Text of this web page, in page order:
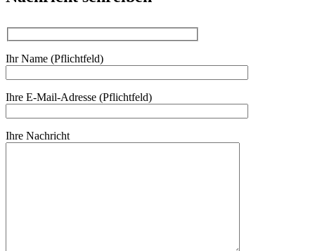
Ihr Name (Pflichtfeld)
Ihre E-Mail-Adresse (Pflichtfeld)
Ihre Nachricht